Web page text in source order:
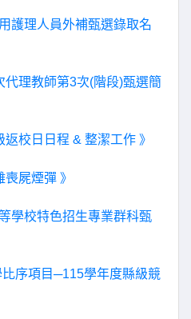
護理人員外補甄選錄取名
代理教師第3次(階段)甄選簡
返校日日程 & 整潔工作 》
喪屍煙彈 》
學校特色招生專業群科甄
序項目─115學年度縣級競